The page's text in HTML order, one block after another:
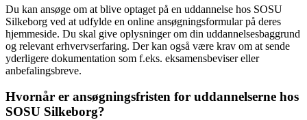
Du kan ansøge om at blive optaget på en uddannelse hos SOSU
Silkeborg ved at udfylde en online ansøgningsformular på deres
hjemmeside. Du skal give oplysninger om din uddannelsesbaggrund
og relevant erhvervserfaring. Der kan også være krav om at sende
yderligere dokumentation som f.eks. eksamensbeviser eller
anbefalingsbreve.
Hvornår er ansøgningsfristen for uddannelserne hos
SOSU Silkeborg?